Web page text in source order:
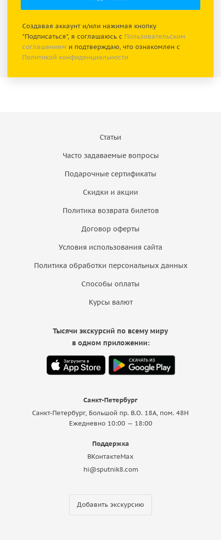
Создавая аккаунт и/или нажимая кнопку
"Подписаться", я соглашаюсь с Пользовательским
соглашением и подтверждаю, что ознакомлен с
Политикой конфиденциальности
Статьи
Часто задаваемые вопросы
Подарочные сертификаты
Скидки и акции
Политика возврата билетов
Договор оферты
Условия использования сайта
Политика обработки персональных данных
Способы оплаты
Курсы валют
Санкт-Петербург
Санкт-Петербург, Большой пр. В.О. 18A, пом. 48Н
Ежедневно 10:00 — 18:00
Поддержка
ВКонтактеMax
hi@sputnik8.com
Добавить экскурсию
Тысячи экскурсий по всему миру
в одном приложении: